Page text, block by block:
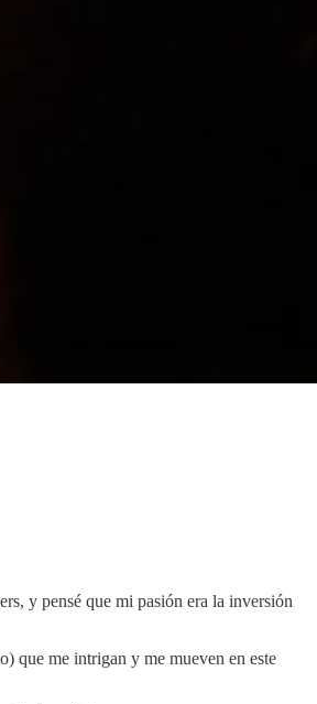
y pensé que mi pasión era la inversión
que me intrigan y me mueven en este